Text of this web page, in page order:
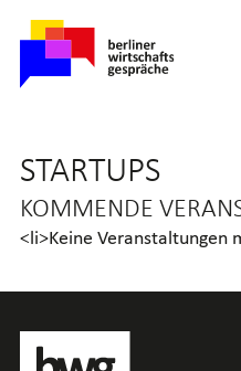
STARTUPS
KOMMENDE
<li>Keine Veranstaltungen